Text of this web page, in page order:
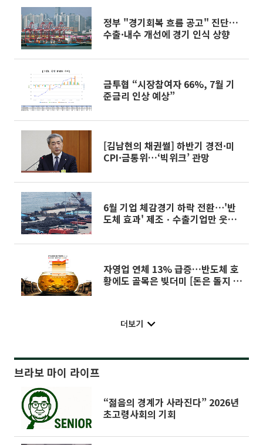
정부 "경기회복 흐름 공고" 진단…
수출·내수 개선에 경기 인식 상향
금투협 “시장참여자 66%, 7월 기
준금리 인상 예상”
[김남현의 채권썰] 하반기 경전·미
CPI·금통위…‘빅위크’ 관망
6월 기업 체감경기 하락 전환⋯'반
도체 효과' 제조ㆍ수출기업만 웃었
자영업 연체 13% 급증…반도체 호
황에도 골목은 빚더미 [돈은 돌지 않
더보기
브라보 마이 라이프
“젊음의 경계가 사라진다” 2026년
초고령사회의 기회